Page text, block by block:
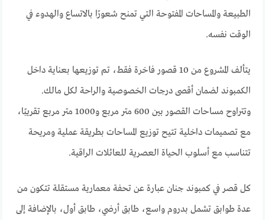
الطبيعة والمساحات المفتوحة التي تمنح شعورًا بالاتساع والهدوء في
الوقت نفسه.
يتألف المشروع من 10 قصور فاخرة فقط، تم توزيعها بعناية داخل
الكمبوند لضمان أقصى درجات الخصوصية والراحة لكل مالك.
وتتراوح مساحات القصور بين 600 متر مربع و1000 متر مربع تقريبًا،
مع تصميمات داخلية تتيح توزيع المساحات بطريقة عملية ومريحة
تتناسب مع أسلوب الحياة العصرية للعائلات الراقية.
كل قصر في كمبوند جنان عبارة عن تحفة معمارية مستقلة تتكون من
عدة طوابق تشمل بدروم واسع، طابق أرضي، طابق أول، بالإضافة إلى